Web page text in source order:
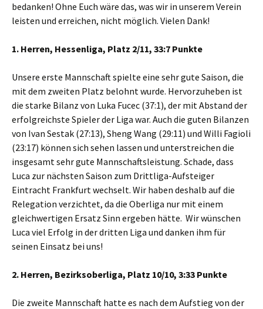
bedanken! Ohne Euch wäre das, was wir in unserem Verein
leisten und erreichen, nicht möglich. Vielen Dank!
1. Herren, Hessenliga, Platz 2/11, 33:7 Punkte
Unsere erste Mannschaft spielte eine sehr gute Saison, die
mit dem zweiten Platz belohnt wurde. Hervorzuheben ist
die starke Bilanz von Luka Fucec (37:1), der mit Abstand der
erfolgreichste Spieler der Liga war. Auch die guten Bilanzen
von Ivan Sestak (27:13), Sheng Wang (29:11) und Willi Fagioli
(23:17) können sich sehen lassen und unterstreichen die
insgesamt sehr gute Mannschaftsleistung. Schade, dass
Luca zur nächsten Saison zum Drittliga-Aufsteiger
Eintracht Frankfurt wechselt. Wir haben deshalb auf die
Relegation verzichtet, da die Oberliga nur mit einem
gleichwertigen Ersatz Sinn ergeben hätte. Wir wünschen
Luca viel Erfolg in der dritten Liga und danken ihm für
seinen Einsatz bei uns!
2. Herren, Bezirksoberliga, Platz 10/10, 3:33 Punkte
Die zweite Mannschaft hatte es nach dem Aufstieg von der